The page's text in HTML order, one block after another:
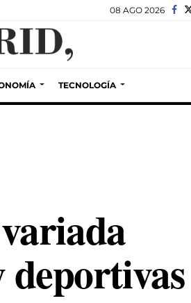
08 AGO 2026
TECNOLOGÍA
deportivas